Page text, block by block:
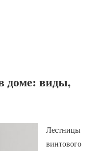
доме: виды,
Лестницы
винтового